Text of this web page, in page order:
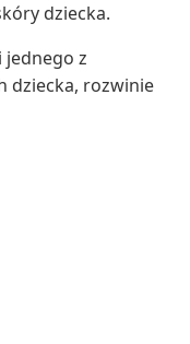
dziecka.
jednego z
dziecka, rozwinie